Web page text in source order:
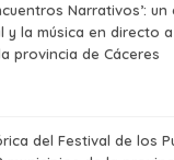
Narrativos’:
y la música en directo
provincia de Cáceres
del Festival de los